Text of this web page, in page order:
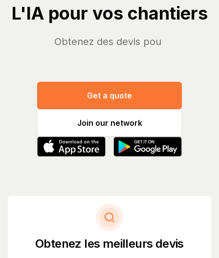
L'IA pour vos chantiers
Obtenez d
Get a quote
Join our network
Obtenez les meilleurs devis